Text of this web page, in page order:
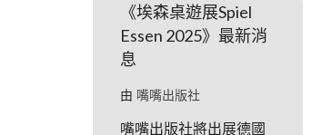
《埃森桌遊展Spiel
Essen 2025》最新消
息
由 嘴嘴出版社
嘴嘴出版社將出展德國